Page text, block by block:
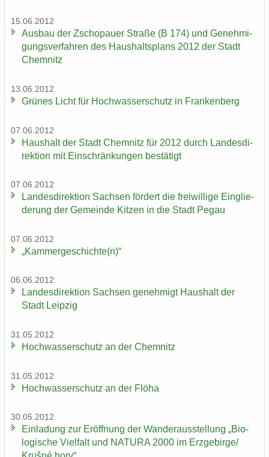
15.06.2012
Aus­bau der Zscho­pau­er Stra­ße (B 174) und Ge­neh­mi­
gungs­ver­fah­ren des Haus­halts­plans 2012 der Stadt
Chem­nitz
13.06.2012
Grü­nes Licht für Hoch­was­ser­schutz in Fran­ken­berg
07.06.2012
Haus­halt der Stadt Chem­nitz für 2012 durch Lan­des­di­
rek­ti­on mit Ein­schrän­kun­gen be­stä­tigt
07.06.2012
Lan­des­di­rek­ti­on Sach­sen för­dert die frei­wil­li­ge Ein­glie­
de­rung der Ge­mein­de Kit­zen in die Stadt Pegau
07.06.2012
„Kam­mer­ge­schich­te(n)“
06.06.2012
Lan­des­di­rek­ti­on Sach­sen ge­neh­migt Haus­halt der
Stadt Leip­zig
31.05.2012
Hoch­was­ser­schutz an der Chem­nitz
31.05.2012
Hoch­was­ser­schutz an der Flöha
30.05.2012
Ein­la­dung zur Er­öff­nung der Wan­der­aus­stel­lung „Bio­
lo­gi­sche Viel­falt und NA­TU­RA 2000 im Erz­ge­bir­ge/